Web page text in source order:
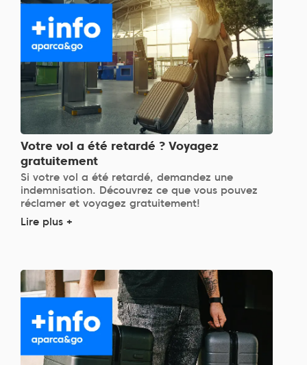
Votre vol a été retardé ? Voyagez
gratuitement
Si votre vol a été retardé, demandez une
indemnisation. Découvrez ce que vous pouvez
réclamer et voyagez gratuitement!
Lire plus +